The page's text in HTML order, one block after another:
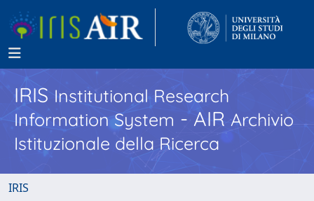
IRISInstitutional Research
Information System - AIR Archivio
Istituzionale della Ricerca
IRIS